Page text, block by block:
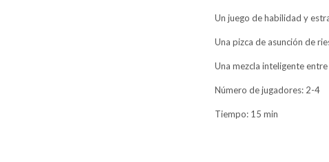
Un juego de habilidad y
Una pizca de asunción de
Una mezcla inteligente
Número de jugadores: 2-4
Tiempo: 15 min